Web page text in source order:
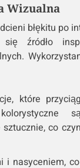
Wizualna
błękitu po
źródło
które
co
i nasyceniem,